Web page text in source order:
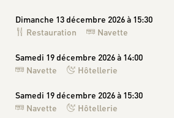
Dimanche 13 décembre 2026 à 15:30
Restauration
Navette
Samedi 19 décembre 2026 à 14:00
Navette
Hôtellerie
Samedi 19 décembre 2026 à 15:30
Navette
Hôtellerie